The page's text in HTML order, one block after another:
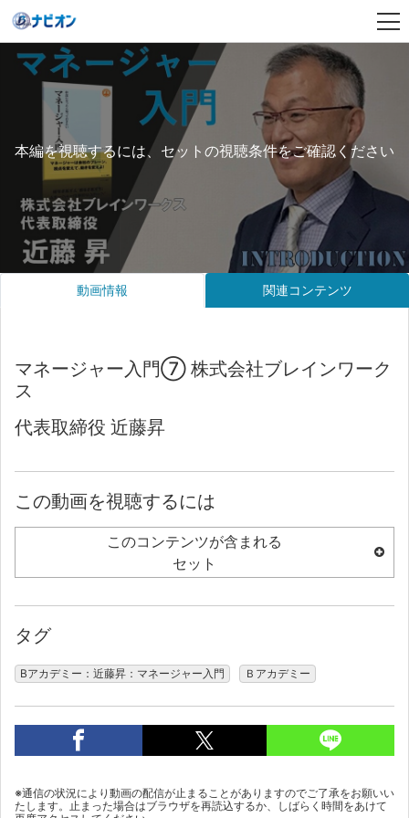
本編を視聴するには、セットの視聴条件をご確認ください
動画情報 関連コンテンツ
マネージャー入門⑦ 株式会社ブレインワーク
ス
代表取締役 近藤昇
この動画を視聴するには
このコンテンツが含まれる
セット
タグ
Bアカデミー：近藤昇：マネージャー入門 Ｂアカデミー
※通信の状況により動画の配信が止まることがありますのでご了承をお願いい
たします。止まった場合はブラウザを再読込するか、しばらく時間をあけて